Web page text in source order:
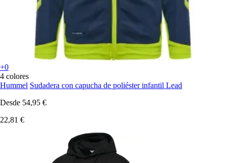
+0
4 colores
Hummel Sudadera con capucha de poliéster infantil Lead
Desde 54,95 €
22,81 €